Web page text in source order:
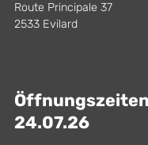
Route Principale 37
2533 Evilard
24.07.26